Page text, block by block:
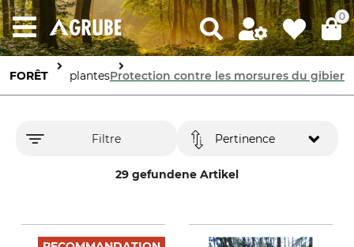
0
FORÊTdes plantesProtection contre les morsures du gibier
Filtre
29 gefundene Artikel
Pertinence